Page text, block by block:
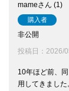
mame 1
購入者
非公開
投稿日
2026/
10年ほど前、
用してきまし